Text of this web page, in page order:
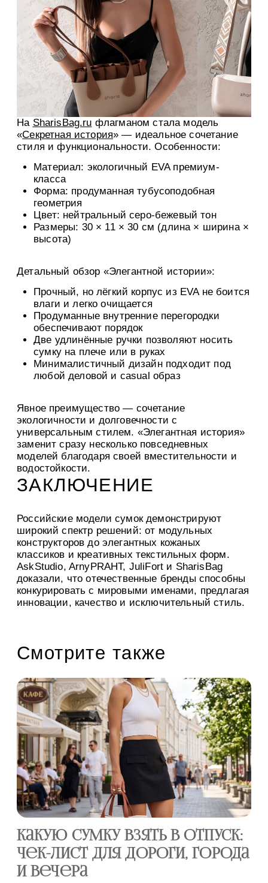
На SharisBag.ru флагманом стала модель
«Секретная история» — идеальное сочетание
стиля и функциональности. Особенности:
Материал: экологичный EVA премиум-
класса
Форма: продуманная тубусоподобная
геометрия
Цвет: нейтральный серо-бежевый тон
Размеры: 30 × 11 × 30 см (длина × ширина ×
высота)
Детальный обзор «Элегантной истории»:
Прочный, но лёгкий корпус из EVA не боится
влаги и легко очищается
Продуманные внутренние перегородки
обеспечивают порядок
Две удлинённые ручки позволяют носить
сумку на плече или в руках
Минималистичный дизайн подходит под
любой деловой и casual образ
Явное преимущество — сочетание
экологичности и долговечности с
универсальным стилем. «Элегантная история»
заменит сразу несколько повседневных
моделей благодаря своей вместительности и
водостойкости.
ЗАКЛЮЧЕНИЕ
Российские модели сумок демонстрируют
широкий спектр решений: от модульных
конструкторов до элегантных кожаных
классиков и креативных текстильных форм.
AskStudio, ArnyPRAHT, JuliFort и SharisBag
доказали, что отечественные бренды способны
конкурировать с мировыми именами, предлагая
инновации, качество и исключительный стиль.
Смотрите также
Какую сумку взять в отпуск:
чек-лист для дороги, города
и вечера